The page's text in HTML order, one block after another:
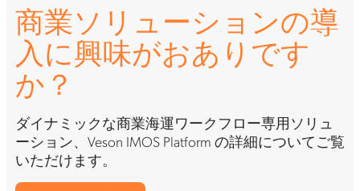
商業ソリューションの導
入に興味がおありです
か？
ダイナミックな商業海運ワークフロー専用ソリュ
ーション、Veson IMOS Platform の詳細についてご覧
いただけます。